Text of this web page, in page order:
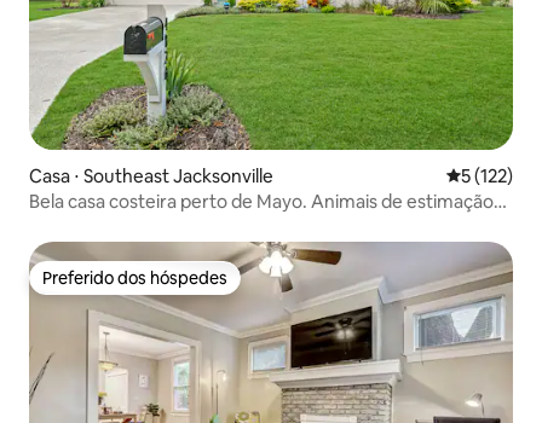
Casa ⋅ Southeast Jacksonville 5 de uma
5 (122)
Bela casa costeira perto de Mayo. Animais de estimação
Preferido dos hóspedes
Preferido dos hóspedes